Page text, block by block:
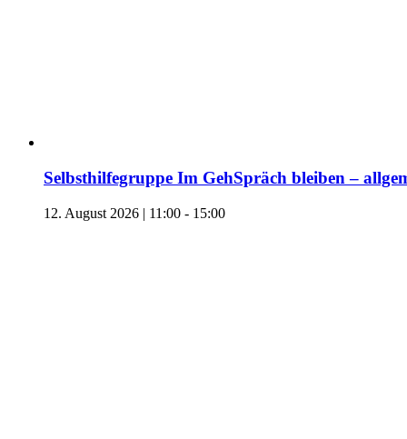
Selbsthilfegruppe Im GehSpräch bleiben –
12. August 2026 | 11:00 - 15:00